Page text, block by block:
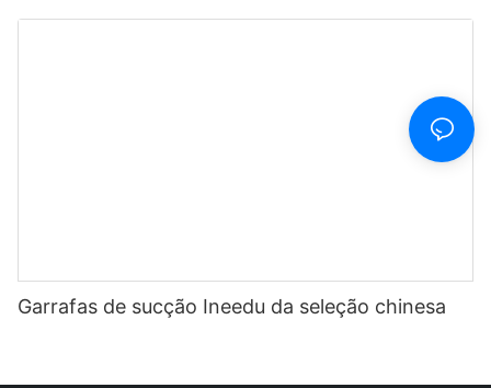
Pense fabuloso, seja fabuloso
Garrafas de sucção Ineedu da seleção chinesa